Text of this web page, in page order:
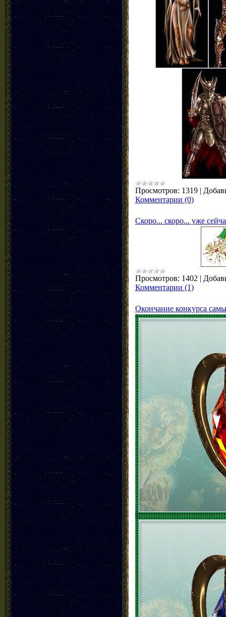
Просмотров: 1319 |
Комментарии (0)
Скоро... скоро... уже
Просмотров: 1402 |
Комментарии (1)
Окончание конкурса